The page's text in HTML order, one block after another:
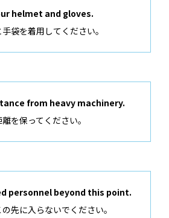
helmet and gloves.
袋を着用してください。
from heavy machinery.
を保ってください。
personnel beyond this point.
先に入らないでください。